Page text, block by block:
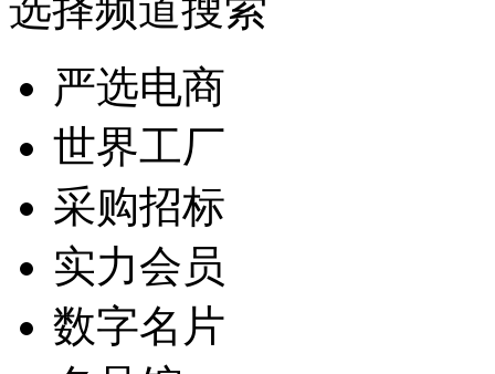
严选电商
世界工厂
采购招标
实力会员
数字名片